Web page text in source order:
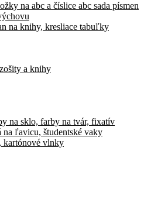
na abc a číslice abc sada písmen
na knihy, kresliace tabuľky
a knihy
na sklo, farby na tvár, fixatív
na ľavicu, študentské vaky
kartónové vlnky